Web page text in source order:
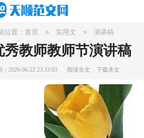
位置： 首页 > 实用文 > 演讲稿
秀教师教师节演讲稿
：2026-06-22 23:33:03 阅读全文 下载本文